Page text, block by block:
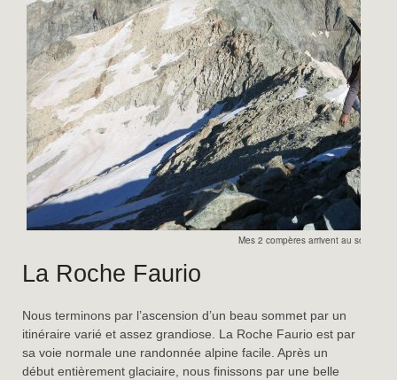
Mes 2 compères arrivent au sommet
La Roche Faurio
Nous terminons par l’ascension d’un beau sommet par un
itinéraire varié et assez grandiose. La Roche Faurio est par
sa voie normale une randonnée alpine facile. Après un
début entièrement glaciaire, nous finissons par une belle